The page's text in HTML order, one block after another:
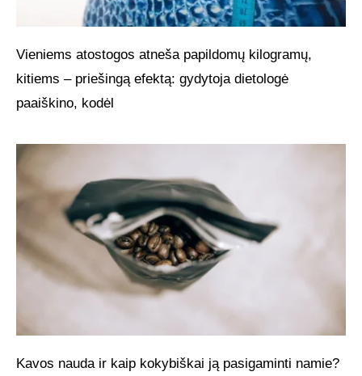
Vieniems atostogos atneša papildomų kilogramų,
kitiems – priešingą efektą: gydytoja dietologė
paaiškino, kodėl
Kavos nauda ir kaip kokybiškai ją pasigaminti namie?